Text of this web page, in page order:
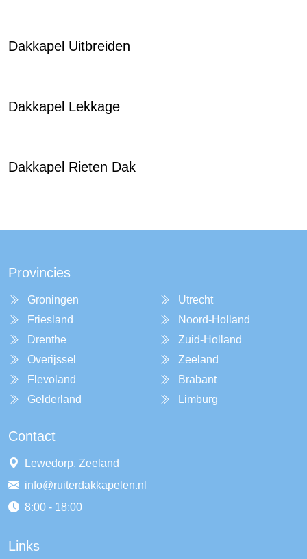
Dakkapel Uitbreiden
Dakkapel Lekkage
Dakkapel Rieten Dak
Provincies
Groningen
Friesland
Drenthe
Overijssel
Flevoland
Gelderland
Utrecht
Noord-Holland
Zuid-Holland
Zeeland
Brabant
Limburg
Contact
Lewedorp, Zeeland
info@ruiterdakkapelen.nl
8:00 - 18:00
Links